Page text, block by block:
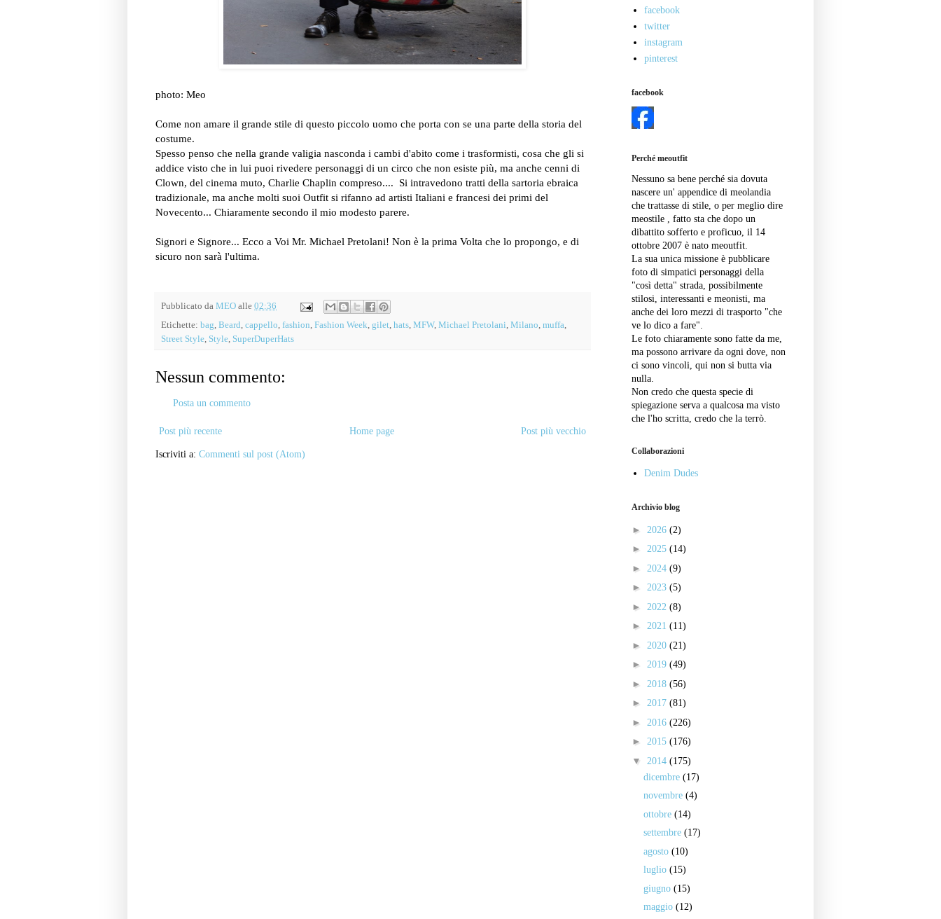
photo: Meo
Come non amare il grande stile di questo piccolo uomo che porta con se una parte della storia del
costume.
Spesso penso che nella grande valigia nasconda i cambi d'abito come i trasformisti, cosa che gli si
addice visto che in lui puoi rivedere personaggi di un circo che non esiste più, ma anche cenni di
Clown, del cinema muto, Charlie Chaplin compreso.... Si intravedono tratti della sartoria ebraica
tradizionale, ma anche molti suoi Outfit si rifanno ad artisti Italiani e francesi dei primi del
Novecento... Chiaramente secondo il mio modesto parere.
Signori e Signore... Ecco a Voi Mr. Michael Pretolani! Non è la prima Volta che lo propongo, e di
sicuro non sarà l'ultima.
Pubblicato da MEO alle 02:36
Etichette: bag, Beard, cappello, fashion, Fashion Week, gilet, hats, MFW, Michael Pretolani, Milano, muffa,
Street Style, Style, SuperDuperHats
Nessun commento:
Posta un commento
Post più recente Post più vecchio
Home page
Iscriviti a: Commenti sul post (Atom)
facebook
twitter
instagram
pinterest
facebook
Perché meoutfit
Nessuno sa bene perché sia dovuta
nascere un' appendice di meolandia
che trattasse di stile, o per meglio dire
meostile , fatto sta che dopo un
dibattito sofferto e proficuo, il 14
ottobre 2007 è nato meoutfit.
La sua unica missione è pubblicare
foto di simpatici personaggi della
"così detta" strada, possibilmente
stilosi, interessanti e meonisti, ma
anche dei loro mezzi di trasporto "che
ve lo dico a fare".
Le foto chiaramente sono fatte da me,
ma possono arrivare da ogni dove, non
ci sono vincoli, qui non si butta via
nulla.
Non credo che questa specie di
spiegazione serva a qualcosa ma visto
che l'ho scritta, credo che la terrò.
Collaborazioni
Denim Dudes
Archivio blog
► 2026 (2)
► 2025 (14)
► 2024 (9)
► 2023 (5)
► 2022 (8)
► 2021 (11)
► 2020 (21)
► 2019 (49)
► 2018 (56)
► 2017 (81)
► 2016 (226)
► 2015 (176)
▼ 2014 (175)
dicembre (17)
novembre (4)
ottobre (14)
settembre (17)
agosto (10)
luglio (15)
giugno (15)
maggio (12)